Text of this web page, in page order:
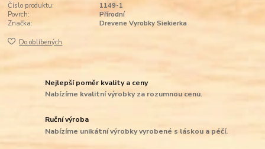
Číslo produktu:
1149-1
Povrch:
Přírodní
Značka:
Drevene Vyrobky Siekierka
Do oblíbených
Nejlepší poměr kvality a ceny
Nabízíme kvalitní výrobky za rozumnou cenu.
Ruční výroba
Nabízíme unikátní výrobky vyrobené s láskou a péčí.